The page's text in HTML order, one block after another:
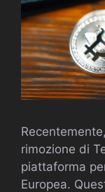
rimozione di
piattaforma
Europea.